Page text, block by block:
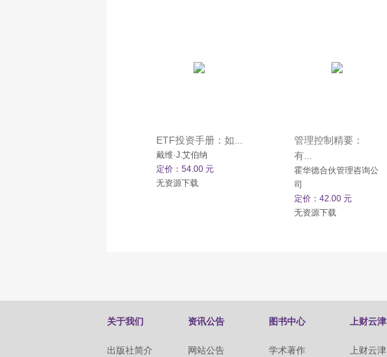
ETF投资手册：如...
戴维·J.艾伯纳
定价：54.00 元
无资源下载
管理控制精要：
有...
霍华德合伙管理咨询公
司
定价：42.00 元
无资源下载
关于我们
出版社简介
资讯公告
网站公告
图书中心
学术著作
上财云津
上财云津